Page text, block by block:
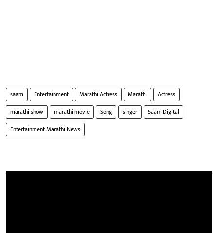
saam Entertainment Marathi Actress Marathi
Actress
marathi show
marathi movie Song singer
Saam Digital
Entertainment Marathi News